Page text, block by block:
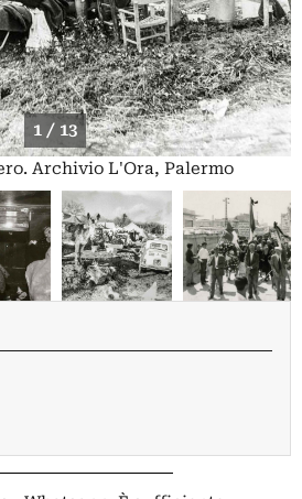
1 / 13
Archivio L'Ora, Palermo